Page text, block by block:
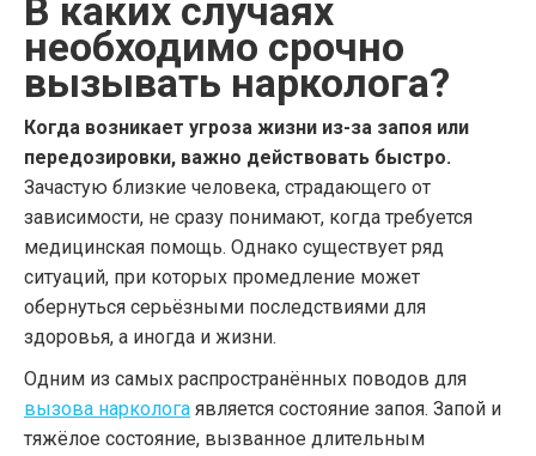
В каких случаях
необходимо срочно
вызывать нарколога?
Когда возникает угроза жизни из-за запоя или
передозировки, важно действовать быстро.
Зачастую близкие человека, страдающего от
зависимости, не сразу понимают, когда требуется
медицинская помощь. Однако существует ряд
ситуаций, при которых промедление может
обернуться серьёзными последствиями для
здоровья, а иногда и жизни.
Одним из самых распространённых поводов для
вызова нарколога является состояние запоя. Запой и
тяжёлое состояние, вызванное длительным